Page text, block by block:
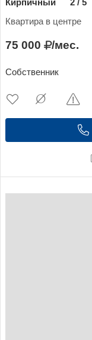
Кирпичный 2 / 5
Квартира в центре
75 000 /мес.
Собственник